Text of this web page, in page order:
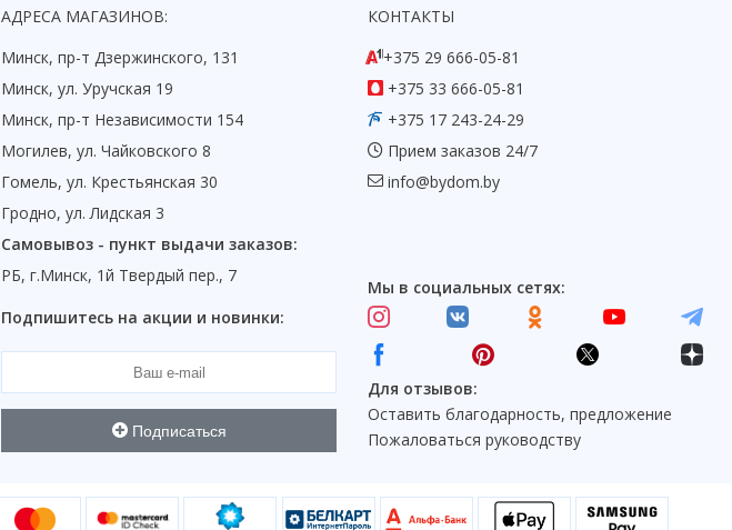
АДРЕСА МАГАЗИНОВ:
Минск, пр-т Дзержинского, 131
Минск, ул. Уручская 19
Минск, пр-т Независимости 154
Могилев, ул. Чайковского 8
Гомель, ул. Крестьянская 30
Гродно, ул. Лидская 3
Самовывоз - пункт выдачи заказов:
РБ, г.Минск, 1й Твердый пер., 7
Подпишитесь на акции и новинки:
Подписаться
КОНТАКТЫ
+375 29 666-05-81
+375 33 666-05-81
+375 17 243-24-29
Прием заказов 24/7
info@bydom.by
Мы в социальных сетях:
Для отзывов:
Оставить благодарность, предложение
Пожаловаться руководству